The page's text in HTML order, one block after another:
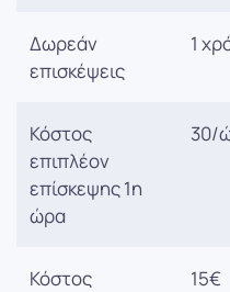
Δωρεάν
επισκέψεις
1
Κόστος
επιπλέον
επίσκεψης 1η
ώρα
30/
Κόστος
15€